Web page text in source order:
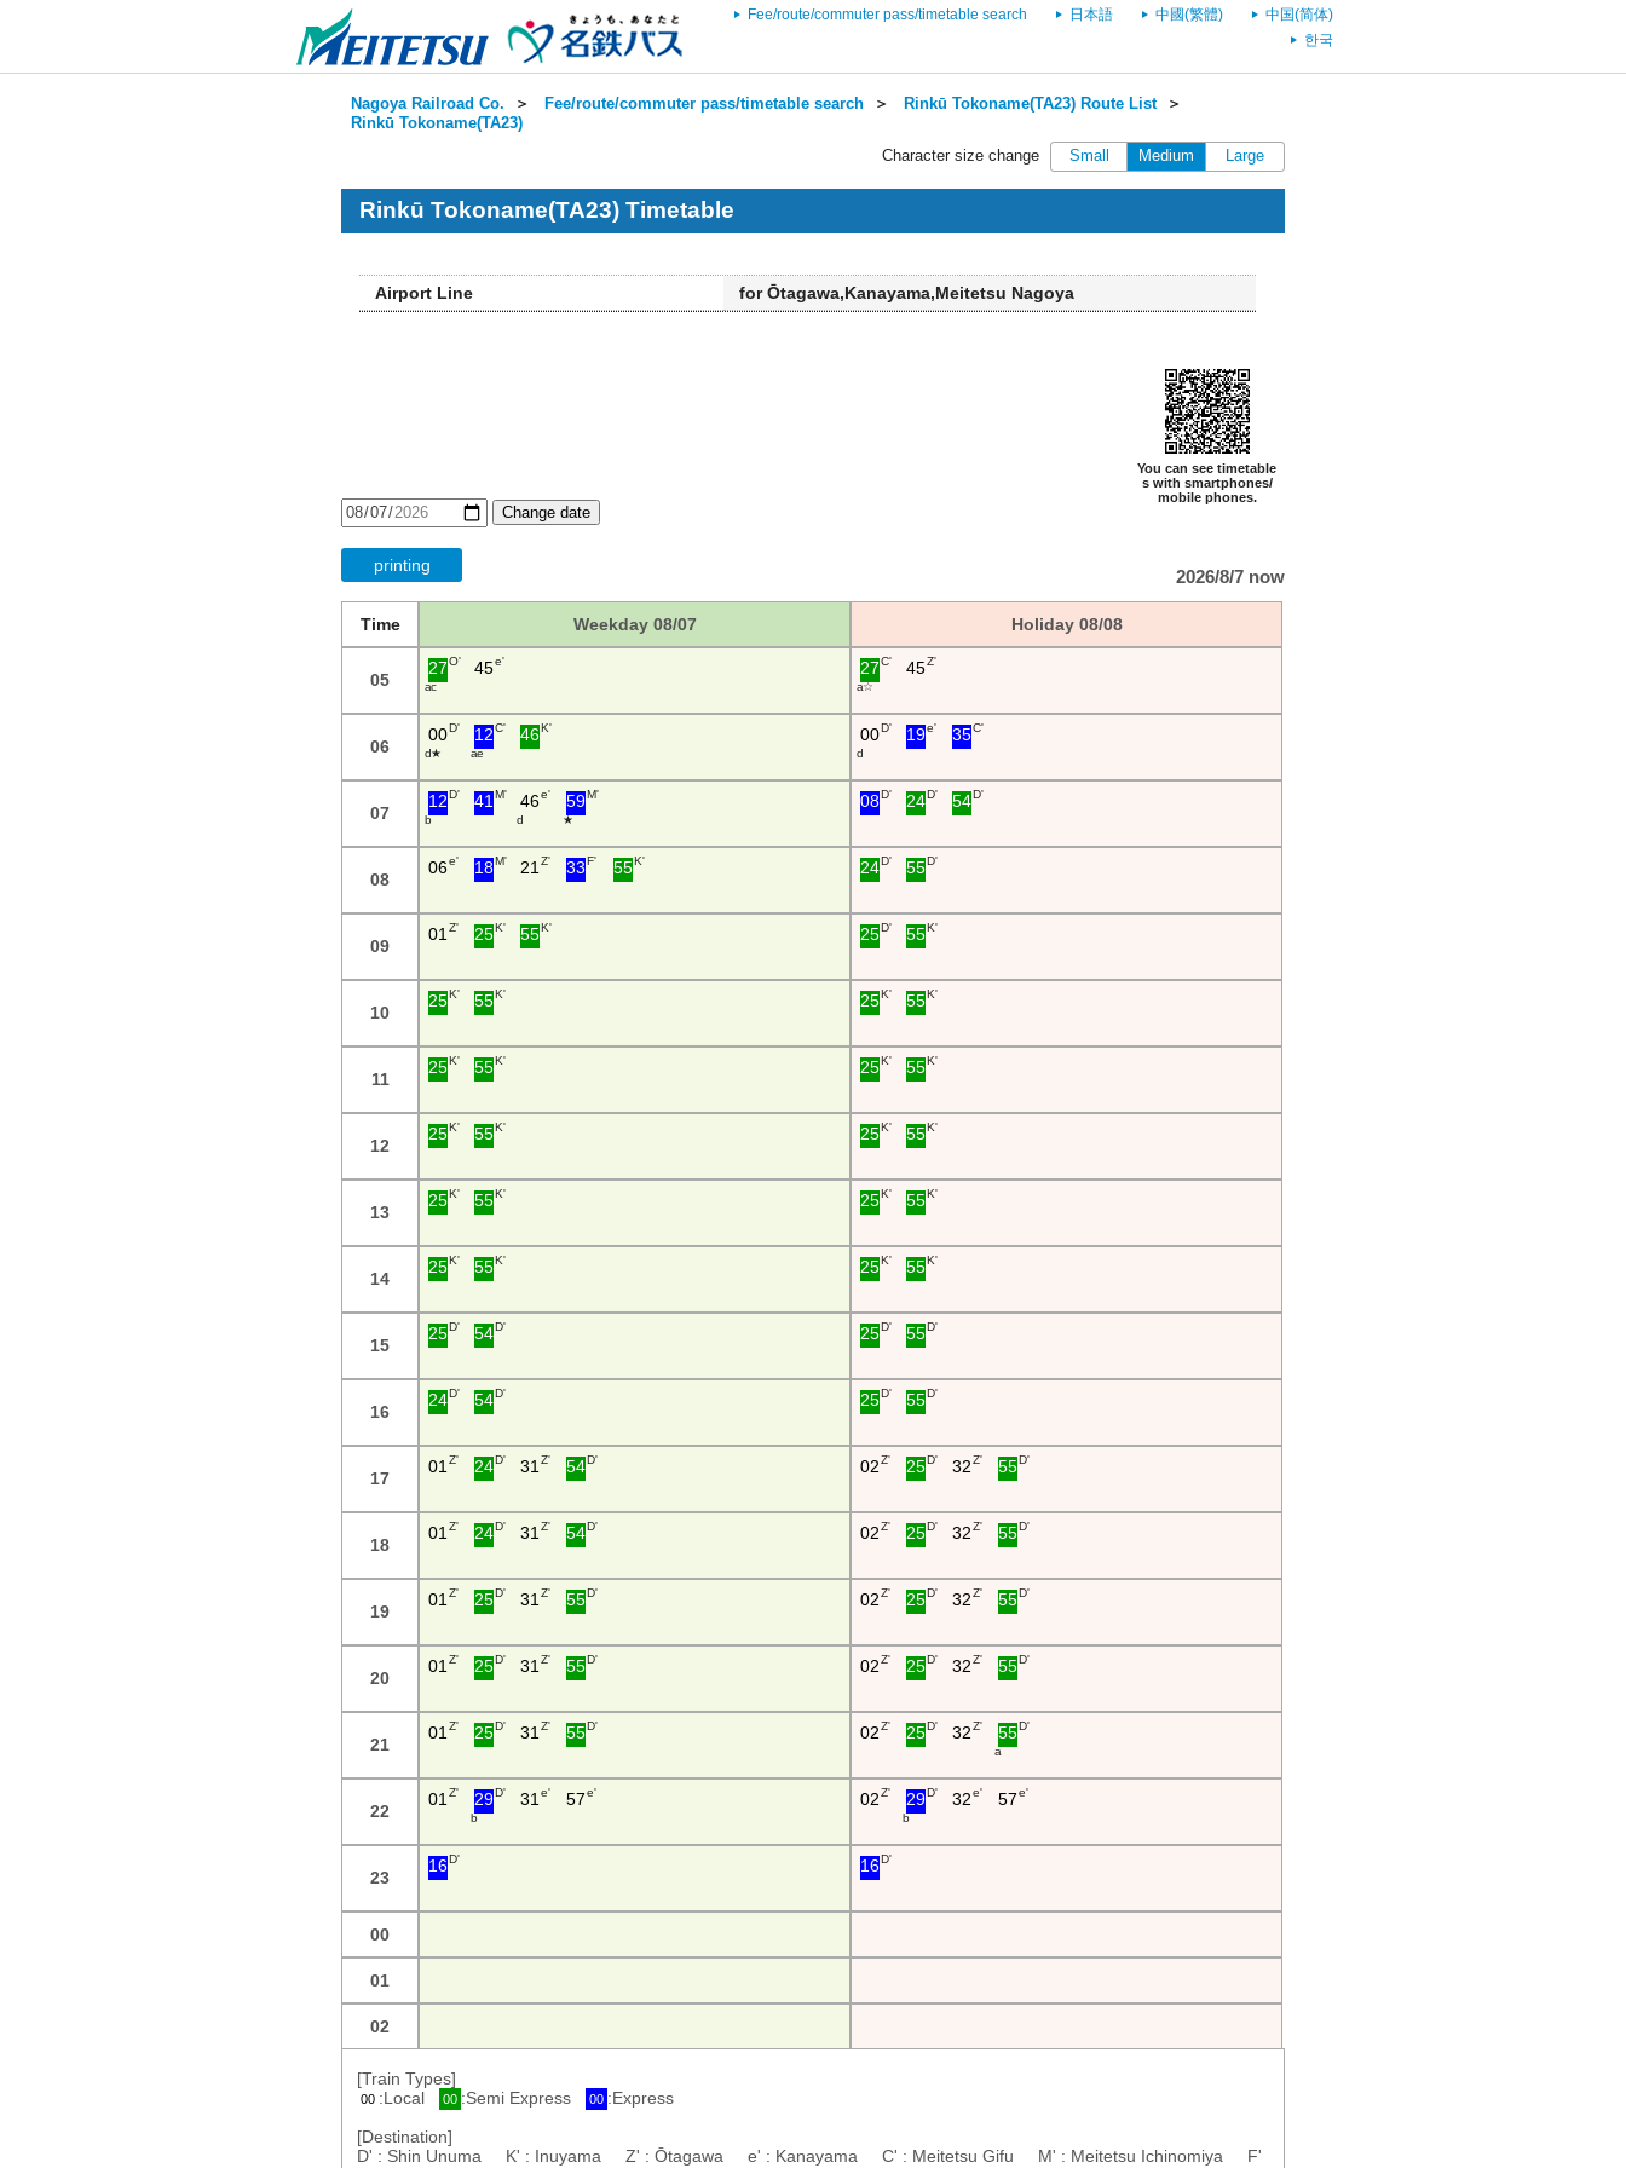
Fee/route/commuter pass/timetable search 日本語 中國(繁體)
中国(简体)
한국
Nagoya Railroad Co. ＞ Fee/route/commuter pass/timetable search ＞ Rinkū Tokoname(TA23) Route List＞
Rinkū Tokoname(TA23)
Character size change
Small Medium Large
Rinkū Tokoname(TA23) Timetable
Airport Line for Ōtagawa,Kanayama,Meitetsu Nagoya
You can see timetable
s with smartphones/
mobile phones.
Change date
printing
2026/8/7 now
Time Weekday 08/07 Holiday 08/08
05
27O'
a c
45e' 27C'
a ☆
45Z'
06
00D'
d ★
12C'
a e
46K' 00D'
d
19e' 35C'
07
12D'
b
41 M' 46e'
d
59M'
★
08D' 24D' 54D'
08
06e' 18M' 21 Z' 33 F' 55K' 24D' 55D'
09
01 Z' 25K' 55K' 25D' 55K'
10
25K' 55K' 25K' 55K'
11
25K' 55K' 25K' 55K'
12
25K' 55K' 25K' 55K'
13
25K' 55K' 25K' 55K'
14
25K' 55K' 25K' 55K'
15
25D' 54D' 25D' 55D'
16
24D' 54D' 25D' 55D'
17
01 Z' 24D' 31 Z' 54D' 02Z' 25D' 32 Z' 55D'
18
01 Z' 24D' 31 Z' 54D' 02Z' 25D' 32 Z' 55D'
19
01 Z' 25D' 31 Z' 55D' 02Z' 25D' 32 Z' 55D'
20
01 Z' 25D' 31 Z' 55D' 02Z' 25D' 32 Z' 55D'
21
01 Z' 25D' 31 Z' 55D' 02Z' 25D' 32 Z' 55D'
a
22
01 Z' 29D'
b
31 e' 57 e' 02Z' 29D'
b
32 e' 57 e'
23
16D' 16D'
00
01
02
[Train Types]
00 :Local 00 :Semi Express 00 :Express
[Destination]
D' : Shin Unuma K' : Inuyama Z' : Ōtagawa e' : Kanayama C' : Meitetsu Gifu M' : Meitetsu Ichinomiya F'